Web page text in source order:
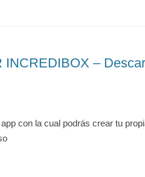
INCREDIBOX –
con la cual podrás crear tu